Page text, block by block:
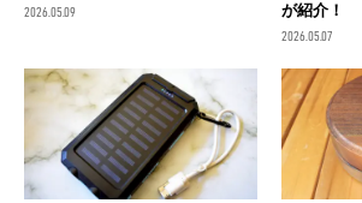
2026.05.09
が紹介！
2026.05.07